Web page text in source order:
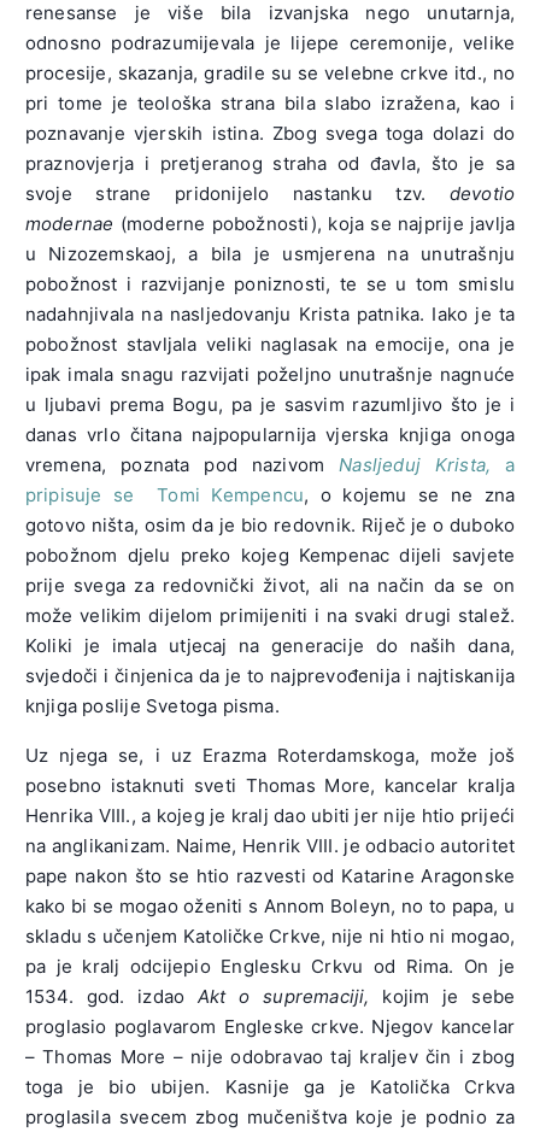
renesanse je više bila izvanjska nego unutarnja,
odnosno podrazumijevala je lijepe ceremonije, velike
procesije, skazanja, gradile su se velebne crkve itd., no
pri tome je teološka strana bila slabo izražena, kao i
poznavanje vjerskih istina. Zbog svega toga dolazi do
praznovjerja i pretjeranog straha od đavla, što je sa
svoje strane pridonijelo nastanku tzv. devotio
modernae (moderne pobožnosti), koja se najprije javlja
u Nizozemskaoj, a bila je usmjerena na unutrašnju
pobožnost i razvijanje poniznosti, te se u tom smislu
nadahnjivala na nasljedovanju Krista patnika. Iako je ta
pobožnost stavljala veliki naglasak na emocije, ona je
ipak imala snagu razvijati poželjno unutrašnje nagnuće
u ljubavi prema Bogu, pa je sasvim razumljivo što je i
danas vrlo čitana najpopularnija vjerska knjiga onoga
vremena, poznata pod nazivomNasljeduj Krista, a
pripisuje se Tomi Kempencu, o kojemu se ne zna
gotovo ništa, osim da je bio redovnik. Riječ je o duboko
pobožnom djelu preko kojeg Kempenac dijeli savjete
prije svega za redovnički život, ali na način da se on
može velikim dijelom primijeniti i na svaki drugi stalež.
Koliki je imala utjecaj na generacije do naših dana,
svjedoči i činjenica da je to najprevođenija i najtiskanija
knjiga poslije Svetoga pisma.
Uz njega se, i uz Erazma Roterdamskoga, može još
posebno istaknuti sveti Thomas More, kancelar kralja
Henrika VIII., a kojeg je kralj dao ubiti jer nije htio prijeći
na anglikanizam. Naime, Henrik VIII. je odbacio autoritet
pape nakon što se htio razvesti od Katarine Aragonske
kako bi se mogao oženiti s Annom Boleyn, no to papa, u
skladu s učenjem Katoličke Crkve, nije ni htio ni mogao,
pa je kralj odcijepio Englesku Crkvu od Rima. On je
1534. god. izdao Akt o supremaciji, kojim je sebe
proglasio poglavarom Engleske crkve. Njegov kancelar
– Thomas More – nije odobravao taj kraljev čin i zbog
toga je bio ubijen. Kasnije ga je Katolička Crkva
proglasila svecem zbog mučeništva koje je podnio za